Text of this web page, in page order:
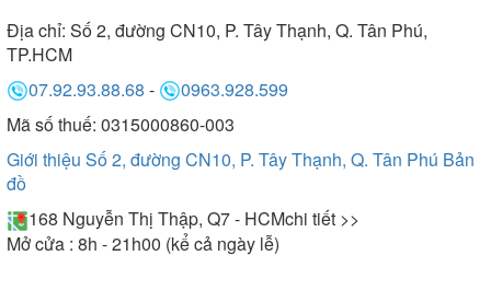
Địa chỉ: Số 2, đường CN10, P. Tây Thạnh, Q. Tân Phú,
TP.HCM
07.92.93.88.68 -
0963.928.599
Mã số thuế: 0315000860-003
Giới thiệu Số 2, đường CN10, P. Tây Thạnh, Q. Tân Phú Bản
đồ
168 Nguyễn Thị Thập, Q7 - HCMchi tiết >>
Mở cửa : 8h - 21h00 (kể cả ngày lễ)